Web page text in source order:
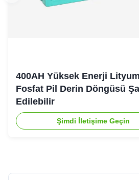
400AH Yüksek Enerji
Fosfat Pil Derin Döngüsü
Edilebilir
Şimdi İletişime Geçin